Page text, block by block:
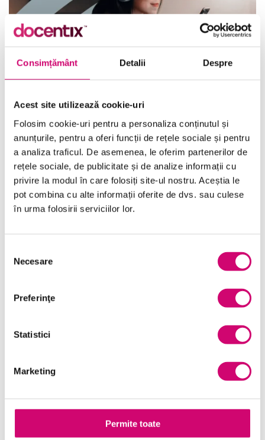
Consimțământ Detalii Despre
Acest site utilizează cookie-uri
Folosim cookie-uri pentru a personaliza conținutul și
anunțurile, pentru a oferi funcții de rețele sociale și pentru
a analiza traficul. De asemenea, le oferim partenerilor de
rețele sociale, de publicitate și de analize informații cu
privire la modul în care folosiți site-ul nostru. Aceștia le
pot combina cu alte informații oferite de dvs. sau culese
în urma folosirii serviciilor lor.
consimțământului
Necesare
Preferinţe
Statistici
Marketing
Permite toate
Ascultarea în situații dificile
22 minute Toate Nivelele
Vezi Detalii